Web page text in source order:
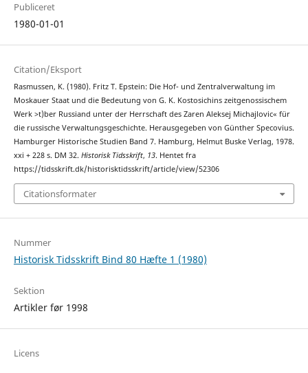
Publiceret
1980-01-01
Citation/Eksport
Rasmussen, K. (1980). Fritz T. Epstein: Die Hof- und Zentralverwaltung im
Moskauer Staat und die Bedeutung von G. K. Kostosichins zeitgenossischem
Werk >t)ber Russiand unter der Herrschaft des Zaren Aleksej Michajlovic« für
die russische Verwaltungsgeschichte. Herausgegeben von Günther Specovius.
Hamburger Historische Studien Band 7. Hamburg, Helmut Buske Verlag, 1978.
xxi + 228 s. DM 32. Historisk Tidsskrift, 13. Hentet fra
https://tidsskrift.dk/historisktidsskrift/article/view/52306
Citationsformater
Nummer
Historisk Tidsskrift Bind 80 Hæfte 1 (1980)
Sektion
Artikler før 1998
Licens